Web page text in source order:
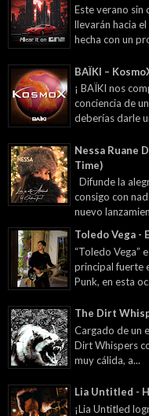
Este verano sin
llevarán hacia
hecha con un
BAÏKI –
¡ BAÏKI nos
conciencia de
deberías darle
Nessa Ruane
Time)
Difunde la
consigo con
nuevo
Toledo Vega -
“Toledo Vega”
principal fuerte
Punk, en esta
The Dirt
Cargado de un
Dirt Whispers
muy cálida, a...
Lia Untitled -
¡Lia Untitled